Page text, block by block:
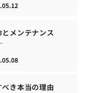
メンテナンス
き本当の理由